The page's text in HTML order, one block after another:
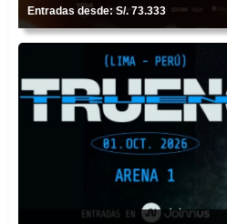
Entradas desde: S/. 73.333